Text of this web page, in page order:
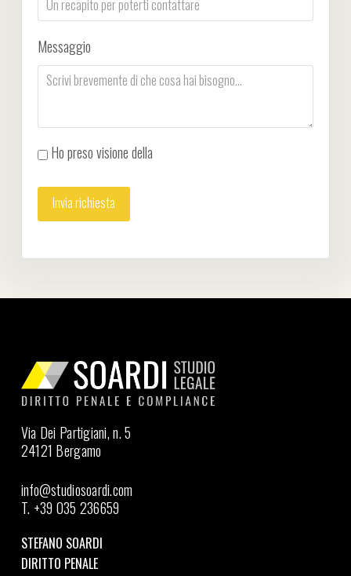
Messaggio
Ho preso visione della
Via Dei Partigiani, n. 5
24121 Bergamo
info@studiosoardi.com
T. +39 035 236659
STEFANO SOARDI
DIRITTO PENALE